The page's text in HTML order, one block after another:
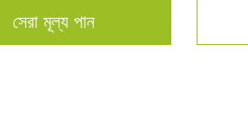
সেরা মূল্য পান